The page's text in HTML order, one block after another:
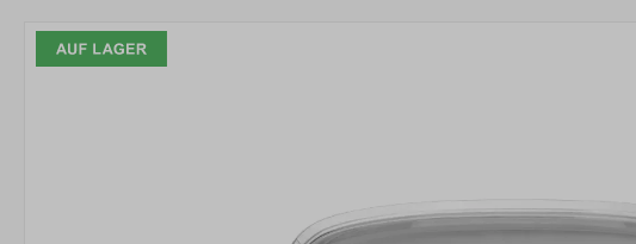
Bildergalerie überspringen